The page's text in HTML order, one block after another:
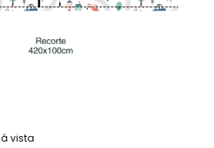
á vista